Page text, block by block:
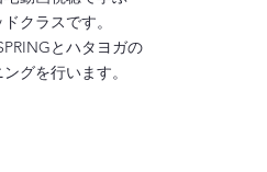
クラスです。
とハタヨガの
グを行います。